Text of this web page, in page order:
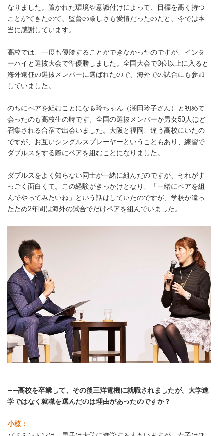
なりました。置かれた環境や意識付けによって、目標を高く持つ
ことができたので、監督の厳しさも愛情だったのだと、今では本
当に感謝しています。
高校では、一度も優勝することができなかったのですが、インタ
ーハイと選抜大会で準優勝しました。全国大会で3位以上に入ると
海外遠征の選抜メンバーに選ばれたので、海外での試合にも参加
していました。
のちにペアを組むことになる玲ちゃん（潮田玲子さん）と初めて
会ったのも高校生の時です。全国の選抜メンバーが男女50人ほど
召集される合宿で出会いました。大阪と福岡、違う高校にいたの
ですが、お互いシングルスプレーヤーということもあり、練習で
ダブルスをする際にペアを組むことになりました。
ダブルスをよく知らない同士が一緒に組んだのですが、それがす
っごく面白くて。この経験がきっかけとなり、「一緒にペアを組
んでやってみたいね」という話はしていたのですが、学校が違っ
たため2年間は海外の試合でだけペアを組んでいました。
――高校を卒業して、その後三洋電機に就職されましたが、大学進
学ではなく就職を選んだのは理由があったのですか？
小椋：